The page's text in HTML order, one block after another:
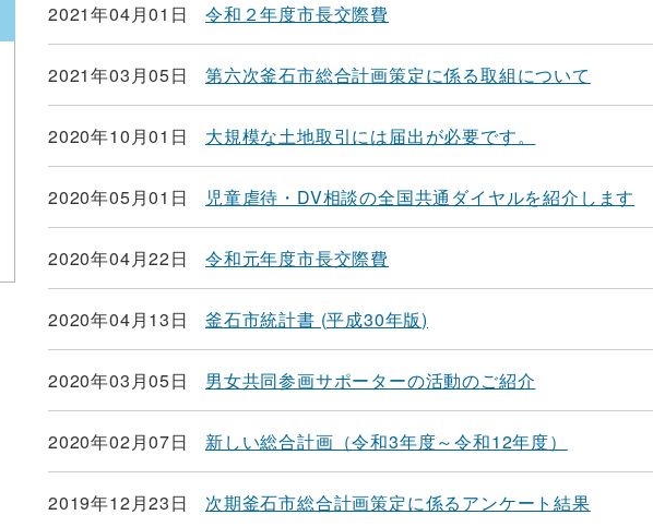
2021年04月01日 令和２年度市長交際費
2021年03月05日 第六次釜石市総合計画策定に係る取組について
2020年10月01日 大規模な土地取引には届出が必要です。
2020年05月01日 児童虐待・DV相談の全国共通ダイヤルを紹介します
2020年04月22日 令和元年度市長交際費
2020年04月13日 釜石市統計書 (平成30年版)
2020年03月05日 男女共同参画サポーターの活動のご紹介
2020年02月07日 新しい総合計画（令和3年度～令和12年度）
2019年12月23日 次期釜石市総合計画策定に係るアンケート結果